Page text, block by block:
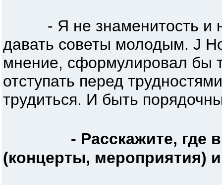
- Я не знаменитость и
давать советы молодым. J
мнение, сформулировал бы
отступать перед
трудиться. И быть
- Расскажите, где
(концерты, мероприятия)